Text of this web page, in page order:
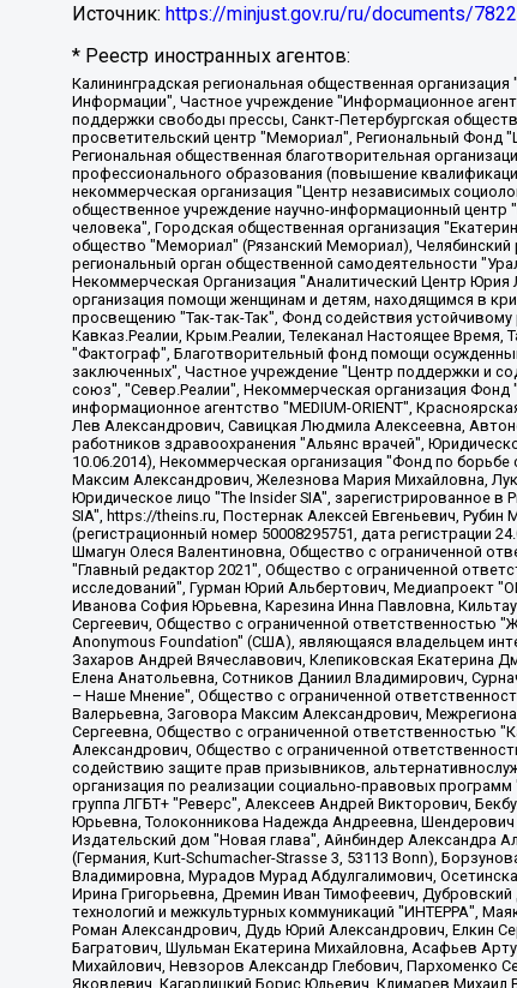
Источник: https://minjust.gov.ru/ru/documents/
* Реестр иностранных агентов:
Калининградская региональная общественная организация "Экозащита!-Женсовет", Фонд содействия защите прав и свобод граждан "Общественный вердикт", Фонд "Институт Развития Свободы Информации", Частное учреждение "Информационное агентство МЕМО. РУ", Региональная общественная организация "Общественная комиссия по сохранению наследия академика Сахарова", Фонд поддержки свободы прессы, Санкт-Петербургская общественная правозащитная организация "Гражданский контроль", Межрегиональная общественная организация "Информационно-просветительский центр "Мемориал", Региональный Фонд "Центр Защиты Прав Средств Массовой Информации", с 05.12.2023 Фонд "Центр Защиты Прав Средств массовой информации", Региональная общественная благотворительная организация помощи беженцам и мигрантам "Гражданское содействие", Негосударственное образовательное учреждение дополнительного профессионального образования (повышение квалификации) специалистов "АКАДЕМИЯ ПО ПРАВАМ ЧЕЛОВЕКА", Свердловская региональная общественная организация "Сутяжник", Автономная некоммерческая организация "Центр независимых социологических исследований", Союз общественных объединений "Российский исследовательский центр по правам человека", Региональное общественное учреждение научно-информационный центр "МЕМОРИАЛ", Некоммерческая организация "Фонд защиты гласности", Автономная некоммерческая организация "Институт прав человека", Городская общественная организация "Екатеринбургское общество "МЕМОРИАЛ", Городская общественная организация "Рязанское историко-просветительское и правозащитное общество "Мемориал" (Рязанский Мемориал), Челябинский региональный орган общественной самодеятельности – женское общественное объединение "Женщины Евразии", Челябинский региональный орган общественной самодеятельности "Уральская правозащитная группа", Фонд содействия защите здоровья и социальной справедливости имени Андрея Рылькова, Автономная Некоммерческая Организация "Аналитический Центр Юрия Левады", Автономная некоммерческая организация социальной поддержки населения "Проект Апрель", Региональная общественная организация помощи женщинам и детям, находящимся в кризисной ситуации "Информационно-методический центр "Анна", Фонд содействия развитию массовых коммуникаций и правовому просвещению "Так-так-Так", Фонд содействия устойчивому развитию "Серебряная тайга", Свердловский региональный общественный фонд социальных проектов "Новое время", "Idel.Реалии", Кавказ.Реалии, Крым.Реалии, Телеканал Настоящее Время, Татаро-башкирская служба Радио Свобода (Azatliq Radiosi), Радио Свободная Европа/Радио Свобода (PCE/PC), "Сибирь.Реалии", "Фактограф", Благотворительный фонд помощи осужденным и их семьям, Автономная некоммерческая организация "Институт глобализации и социальных движений", Фонд "В защиту прав заключенных", Частное учреждение "Центр поддержки и содействия развитию средств массовой информации", Пензенский региональный общественный благотворительный фонд "Гражданский союз",